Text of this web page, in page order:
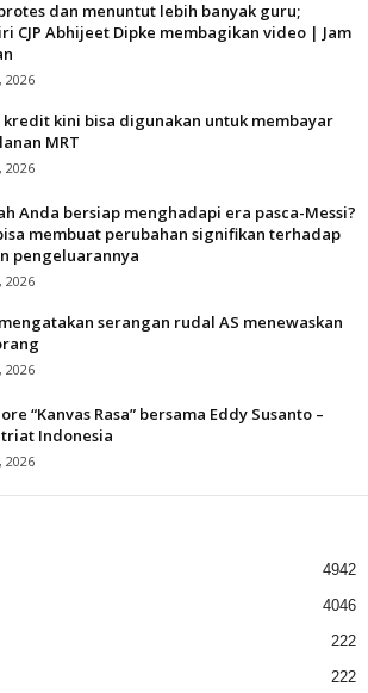
dan menuntut lebih banyak guru;
CJP Abhijeet Dipke membagikan video | Jam
2026
kredit kini bisa digunakan untuk membayar
MRT
2026
Anda bersiap menghadapi era pasca-Messi?
membuat perubahan signifikan terhadap
pengeluarannya
2026
mengatakan serangan rudal AS menewaskan
2026
“Kanvas Rasa” bersama Eddy Susanto –
Indonesia
2026
4942
4046
222
222